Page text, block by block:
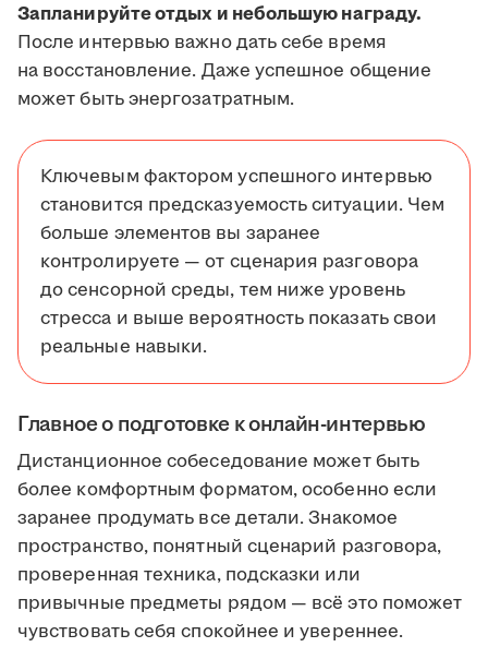
Запланируйте отдых и небольшую награду.
После интервью важно дать себе время
на восстановление. Даже успешное общение
может быть энергозатратным.
Ключевым фактором успешного интервью
становится предсказуемость ситуации. Чем
больше элементов вы заранее
контролируете — от сценария разговора
до сенсорной среды, тем ниже уровень
стресса и выше вероятность показать свои
реальные навыки.
Главное о подготовке к онлайн-интервью
Дистанционное собеседование может быть
более комфортным форматом, особенно если
заранее продумать все детали. Знакомое
пространство, понятный сценарий разговора,
проверенная техника, подсказки или
привычные предметы рядом — всё это поможет
чувствовать себя спокойнее и увереннее.